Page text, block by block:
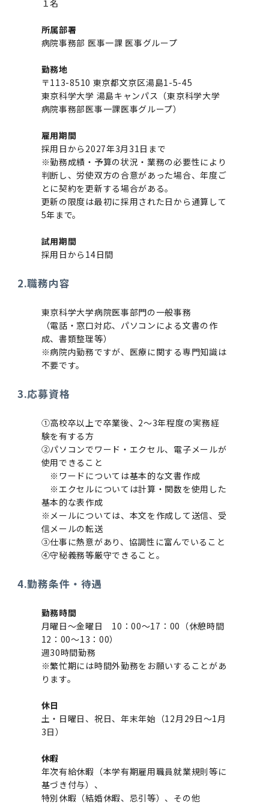
学長選考・監察会議
学長×医学部学生懇談
東京医科歯科大学の歴史
英語版広報誌「TMDU ANNUAL NEWS」
医歯大ひろば
写真で綴る 東京医科歯科大学トップ
第2回『教育 講義・実習の軌跡』
第3回『知と癒しの匠の創造者たち』
クラウドファンディング実施プロジェクト一覧
３．自己点検・評価
第２期 中期目標・中期計画等について
第３期中期目標・中期計画等について
（第１期中期目標期間中）年度計画、年度評価等に
（第２期中期目標期間中）年度計画・年度評価等に
（第３期中期目標期間中）年度計画・年度評価等に
4．指定国立大学法人構想に関する進捗状況について
関連リンク先
「大学院学生の教育研究交流」に関する実施細目
「複合領域コース」の履修者に係る「編入学」及び
各複合領域コースの概要
医療管理政策学（MMA）コース（東京医科歯科大学）
法定公開情報
統計データ
土地・建物及び所在地／関係施設位置図
東京医科歯科大学規則集
その他の情報公開
研究不正の防止
企業等からの資金提供状況の公表
女性活躍推進法による一般事業主行動計画
女性の活躍推進に向けた取り組み
目標とする教員の適正な年齢構成
キャンパスマスタープラン2016
国立大学法人ガバナンス・コード報告書
役員会議事概要について
企業活動と医療機関等の透明性ガイドライン
東京医科歯科大学ダイバーシティ＆インクルージョ
宣言等
東京医科歯科大学ダイバーシティ＆インクルージョ
宣言等トップ
宣言／基本方針／アクション・プラン
女性活躍推進法による一般事業主行動計画
次世代育成支援対策推進法による一般事業主行動計画
女性の活躍推進に向けた取り組み
次世代認定マーク「くるみん」を取得しました（基
一般事業主認定）
ダイバーシティ・インクルージョン室
わくわく保育園（学内保育施設）
障がいのある学生のサポートについて
コンプライアンス・ハラスメントトップ
ハラスメントへの対応について
公益通報について
難治疾患研究所
国際交流サイト
研究情報サイト
研究テーマ検索システム
アルバイトについて
学生寮について
アパート等の紹介
学生保険制度について
卒業後の進路データ
サークル紹介
歯学部サマープログラム
オンライン個別進学相談
地域特別枠推薦選抜説明会
入試説明会
キャンパス見学 ※現在は受け付けておりません
ILA国府台 公開講座等のお知らせ
学費・入学金・奨学金についてトップ
奨学金について
入学料・授業料の免除・徴収猶予について
大学院医歯学総合研究科生体検査科学講座
研究テーマ検索システム
お問い合わせ
令和７年度（２０２５年度）総合知と癒しの次世代
Tokyo SPRING (医歯学系)」（旧TMDU卓越大学院
度）対象学生（秋入学対象）の募集について
Call for Applications to Science Tokyo
SPRING（MD）Program for the 2024 Academic
by Eligible Students (*Autumn admission)
令和６年度（２０２４年度）総合知と癒しの次世代
トランナー育成プログラム（医歯学系）「Science
Tokyo SPRING (医歯学系)」（旧TMDU卓越大学院
度）対象学生（秋入学対象）の募集について
(formerly the TMDU WISE Program) for the 2024
Academic Year
令和6年度（2024年度）東京医科歯科大学「TMDU-
Call for Application to TMDU WISE Programs
the 2023 Academic Year by Eligible Students
院生制度（Ⅱ）」対象学生（秋入学対象）の募集に
奨学金について
（Admission Fee Exemption&Admission Fee
「修学支援に対する相談窓口」を設置しました。
高等教育の修学支援制度
日本学生支援機構
財団法人・地方公共団体等奨学金
2025年度国立大学臨床検査学系博士後期課程優秀賞
について
国民年金について
学生相談窓口
ピアサポーター
証明書関係
証明書関係トップ
教養部在学生
医学部在学生
附属学校在学生
障がいのある学生サポート
障がいのある学生サポートトップ
修学上の支援について
バリアフリーマップ
困りごと対策貸出グッズ
文部科学省からのお知らせ
令和７年度（２０２５年度）新入生向けPC購入推奨
令和６年度（２０２４年度）東京医科歯科大学「研
令和５年度（２０２３年度）東京医科歯科大学「研
期育成コース及び研究者養成コース」採用決定通知書
式を行いました。
令和４年度（２０２２年度）東京医科歯科大学「研
式を行いました。
令和３年度（２０２１年度）東京医科歯科大学「卓
院生制度（Ⅰ）」採用決定通知書授与式を行いまし
学位の申請
在学生向け
在学生向けトップ
学校推薦・求人情報について
学内就職支援イベント
学外就職支援イベント
インターンシップ
就職支援サイトリンク集
就職活動体験談について
OB・OG情報について
進路届の提出について
その他 就職関連情報（推薦書等）
新型コロナウイルス感染症に伴うお知らせ
卒業後の進路及び卒業者数
お茶の水祭
施設利用トップ
保健管理センター
学生・女性支援センター
わくわく保育園
フィットネスルーム・売店
国立美術館キャンパスメンバーズ
ボランティア
情報システム
台風等の自然災害や交通機関運休による休講措置（
区）Class Cancellation Measures due to Natural
Cancellation (for the Yushima area)
新入学の大学院生へ To New Graduate Students
博士課程 医歯学専攻
博士課程 生命理工医療科学専攻
医歯学総合研究科修士課程履修要項（シラバス）
博士課程 医歯学専攻
医歯学総合研究科博士課程医歯学系専攻履修要項（
グラム：JDP）
博士課程 生命理工医療科学専攻
博士課程 生命理工医療科学専攻トップ
分野構成
医歯学総合研究科博士課程生命理工学系専攻履修要
ラバス）
履修要項（大学院シラバス）
年報トップ
2024年（25.7MB）
2023年（49.5MB）
2022年（38.1 MB）
2021年（PDF：71.9 MB）
2018年 （PDF：83.3MB）
2017年 （PDF：75.1MB）
2016年 （PDF：73.0MB）
2015年 （PDF：83.3MB）
2014年 （PDF：21.4MB）
2013年 （PDF：6.4MB）
統合教育機構学務企画課
セミナー・特別講義
セミナー・特別講義トップ
2026年度
2025年度
2022年度
2021年度
2020年度
2019年度
2018年度
2017年度
2016年度
2014年度
2013年度
2012年度
設置計画履行状況報告書
教育研究分野組織、指導教員研究内容
教育研究分野組織、指導教員研究内容トップ
看護先進科学専攻
履修要項（大学院シラバス）保健衛生学研究科
５大学災害看護コンソーシアム履修の手引き
統合教育機構学務企画課
設置計画履行状況報告書
年報トップ
2022年（PDF：53.8 MB）
2021年（PDF：4.5 MB）
2019年 （PDF：5.2MB）
2018年 （PDF：18.7MB）
2017年 （PDF：7.2MB）
2016年 （PDF：13.5MB）
2015年 （PDF：2.3MB）
高等研究院
大学病院
大学病院トップ
医科（医系診療部門）
歯科（歯系診療部門）
スポーツサイエンス機構
M&Dデータ科学センター
統合教育機構
統合教育機構トップ
医学・歯学分野における数理・データサイエンス・
開発事業
大学統合時の教育・学生生活について（受験生向
education and student life after the
integration（For prospective students）
大学統合時の教育・学生生活について（在学生向
education and student life after the integration
教学IR関連公開情報
教学IR関連公開情報トップ
卒業生進路アンケート
卒後3年大学評価アンケート
卒業時大学評価アンケート
科目評価（旧 科目別アンケート）
教学IR 業績・活動
統合研究機構・統合イノベーション機構
統合研究機構・統合イノベーション機構トップ
医療ビッグデータによるトータル・ヘルスケア イノ
ション創出の基盤構築プロジェクト
オープンイノベーションセンター
ヘルスサイエンスR&Dセンター
研究基盤クラスター（統合研究機構）
研究基盤クラスター（統合研究機構）トップ
実験動物センター
生命倫理研究センター
疾患バイオリソースセンター
先端医歯工学創成クラスター（統合研究機構）
再生医療研究センター
再生医療研究センター（微生物安全性グループ）
脳統合機能研究センター
核酸・ペプチド創薬治療研究センター
統合研究機構から他部局へ異動したセンタートップ
低侵襲医療センター（旧：低侵襲医歯学研究センタ
オープンイノベーションセンター
統合情報機構（図書館部門・ITセキュリティ部門）
ITヘルプデスク（学内専用サイト）
図書館部門
図書館部門トップ
図書館
図書館講習会
アクティブラーニング教室・情報検索室
イマキク
情報システムポータル
お茶の水医学雑誌
デジタル変革推進事務室
連絡先一覧
学生支援・保健管理機構
学生支援・保健管理機構トップ
湯島学生支援センター
湯島学生支援センタートップ
学生相談支援室
ダイバーシティ・インクルージョン室
環境安全管理室
環境報告書
GAPファンド等の公募
各種実験手続き例(学内専用)
研究に必要な講習会等
ES細胞/iPS細胞を使用する実験(学内専用)
各種委員会関係(学内専用)
特定認定再生医療等委員会
プレスリリース
青い鳥広場(学内専用)
オープンイノベーションセンター
各種センター
高等研究院
剽窃チェックツール(学内専用)
安全保障輸出管理(学内専用)
利益相反
臨床研究法における臨床研究の利益相反管理について
特定認定再生医療等委員会
ヒトES細胞倫理審査委員会
利益相反に関する説明会資料(ダウンロード)(学内専
１名
所属部署
病院事務部 医事一課 医事グループ
勤務地
〒113-8510 東京都文京区湯島1-5-45
東京科学大学 湯島キャンパス（東京科学大学
病院事務部医事一課医事グループ）
雇用期間
採用日から2027年3月31日まで
※勤務成績・予算の状況・業務の必要性により
判断し、労使双方の合意があった場合、年度ご
とに契約を更新する場合がある。
更新の限度は最初に採用された日から通算して
5年まで。
試用期間
採用日から14日間
2.職務内容
東京科学大学病院医事部門の一般事務
（電話・窓口対応、パソコンによる文書の作
成、書類整理等）
※病院内勤務ですが、医療に関する専門知識は
不要です。
3.応募資格
①高校卒以上で卒業後、2～3年程度の実務経
験を有する方
②パソコンでワード・エクセル、電子メールが
使用できること
※ワードについては基本的な文書作成
※エクセルについては計算・関数を使用した
基本的な表作成
※メールについては、本文を作成して送信、受
信メールの転送
③仕事に熱意があり、協調性に富んでいること
④守秘義務等厳守できること。
4.勤務条件・待遇
勤務時間
月曜日～金曜日 10：00～17：00（休憩時間
12：00～13：00）
週30時間勤務
※繁忙期には時間外勤務をお願いすることがあ
ります。
休日
土・日曜日、祝日、年末年始（12月29日～1月
3日）
休暇
年次有給休暇（本学有期雇用職員就業規則等に
基づき付与）、
特別休暇（結婚休暇、忌引等）、その他